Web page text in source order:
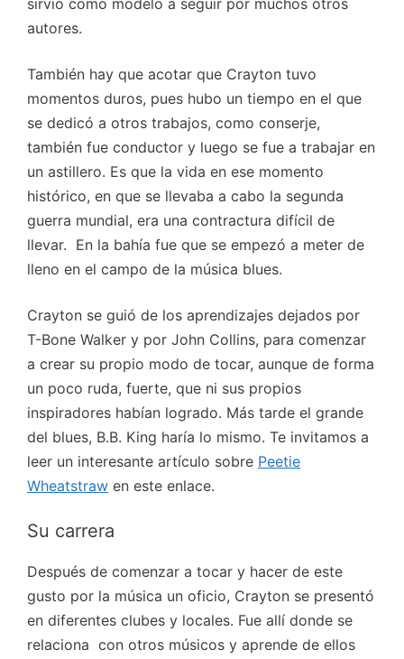
sirvió como modelo a seguir por muchos otros
autores.
También hay que acotar que Crayton tuvo
momentos duros, pues hubo un tiempo en el que
se dedicó a otros trabajos, como conserje,
también fue conductor y luego se fue a trabajar en
un astillero. Es que la vida en ese momento
histórico, en que se llevaba a cabo la segunda
guerra mundial, era una contractura difícil de
llevar. En la bahía fue que se empezó a meter de
lleno en el campo de la música blues.
Crayton se guió de los aprendizajes dejados por
T-Bone Walker y por John Collins, para comenzar
a crear su propio modo de tocar, aunque de forma
un poco ruda, fuerte, que ni sus propios
inspiradores habían logrado. Más tarde el grande
del blues, B.B. King haría lo mismo. Te invitamos a
leer un interesante artículo sobre Peetie
Wheatstraw en este enlace.
Su carrera
Después de comenzar a tocar y hacer de este
gusto por la música un oficio, Crayton se presentó
en diferentes clubes y locales. Fue allí donde se
relaciona con otros músicos y aprende de ellos